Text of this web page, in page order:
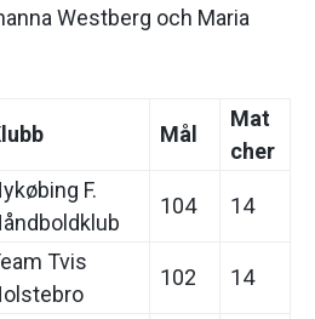
Westberg och Maria
Mål
Mat
cher
F.
104 14
Tvis
102 14